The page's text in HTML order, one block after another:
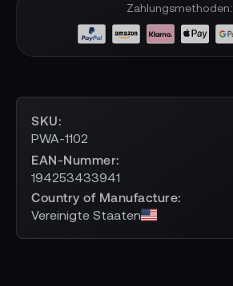
Zahlungsmethoden:
SKU
PWA-1102
EAN-Nummer
194253433941
Country of Manufacture
Vereinigte Staaten